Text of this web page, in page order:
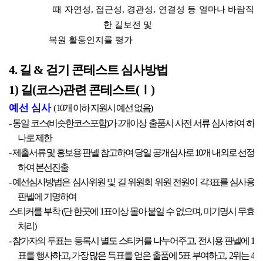
때 자연성, 접근성, 경관성, 연결성 등 얼마나 바람직
한 길보전 및
복원 활동인지를 평가
4. 길 & 걷기 콘테스트 심사방법
1) 길(코스)관련 콘테스트(Ⅰ)
예선 심사( 10개 이하 지원시 예선 없음)
- 동일 코스(비슷한코스포함)가 2개이상 출품시 사전 서류 심사하여 하
나로 제한
- 제출서류 및 홍보용 판넬 참고하여 당일 공개심사로 10개 내외로 선정
하여 본선진출
- 예선심사방법은 심사위원 및 길 위원회 위원 전원이 각3표를 심사용
판넬에 기명하여
스티커를 부착 (단 한곳에 1표이상 몰아 붙일 수 없으며, 미기명시 무효
처리)
- 참가자의 투표는 등록시 별도 스티커를 나누어주고, 전시용 판넬에 1
표를 행사하고, 가장 많은 득표를 얻은 출품에 5표 부여하고, 2위는 4